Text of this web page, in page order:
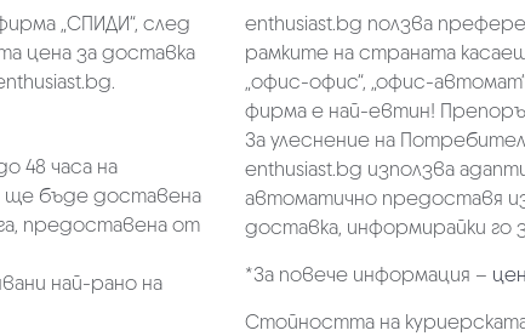
„СПИДИ“, след
цена за доставка
48 часа на
ще бъде доставена
предоставена от
най-рано на
enthusiast.bg ползва
рамките на страната
„oфис-офис“, „офис-
фирма е най-евтин!
За улеснение на
enthusiast.bg използва
автоматично предоставя
доставка, информирайки го
*За повече информация –
Стойността на